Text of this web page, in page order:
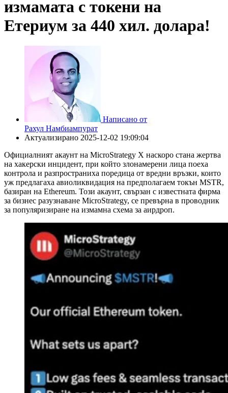
измамата с токени на
Етериум за 440 хил. долара!
Написано от
Рахул Намбиампурат
Актуализирано 2025-12-02 19:09:04
Официалният акаунт на MicroStrategy X наскоро стана жертва
на хакерски инцидент, при който злонамерени лица поеха
контрола и разпространиха поредица от вредни връзки, които
уж предлагаха авиоликвидация на предполагаем токън MSTR,
базиран на Ethereum. Този акаунт, свързан с известната фирма
за бизнес разузнаване MicroStrategy, се превърна в проводник
за популяризиране на измамна схема за аирдроп.